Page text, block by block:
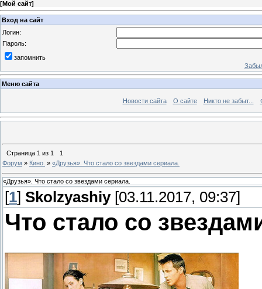
[Мой сайт]
Вход на сайт
Логин:
Пароль:
запомнить
Меню сайта
Новости сайта О сайте Никто не забыт...
Страница 1 из 1
1
Форум » Кино. » «Друзья». Что стало со звездами сериала.
«Друзья». Что стало со звездами сериала.
[1] Skolzyashiy[03.11.2017, 09:37]
Что стало со